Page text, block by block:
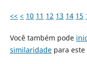
<< < 10 11 12 13 14 15
Você também pode
similaridadepara este